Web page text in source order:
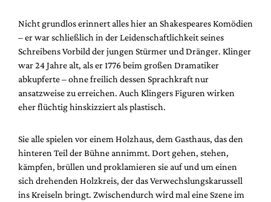
Nicht grundlos erinnert alles hier an Shakespeares Komödien
– er war schließlich in der Leidenschaftlichkeit seines
Schreibens Vorbild der jungen Stürmer und Dränger. Klinger
war 24 Jahre alt, als er 1776 beim großen Dramatiker
abkupferte – ohne freilich dessen Sprachkraft nur
ansatzweise zu erreichen. Auch Klingers Figuren wirken
eher flüchtig hinskizziert als plastisch.
Sie alle spielen vor einem Holzhaus, dem Gasthaus, das den
hinteren Teil der Bühne annimmt. Dort gehen, stehen,
kämpfen, brüllen und proklamieren sie auf und um einen
sich drehenden Holzkreis, der das Verwechslungskarussell
ins Kreiseln bringt. Zwischendurch wird mal eine Szene im